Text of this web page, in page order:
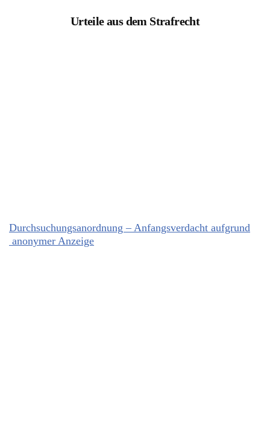
Urteile aus dem Strafrecht
Durchsuchungsanordnung – Anfangsverdacht aufgrund
anonymer Anzeige